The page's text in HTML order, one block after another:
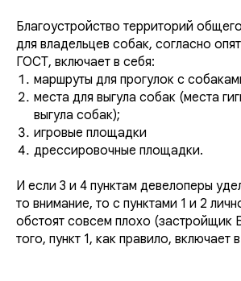
Благоустройство территорий
для владельцев собак, согласно
ГОСТ, включает в себя:
маршруты для прогулок с
места для выгула собак (места
выгула собак);
игровые площадки
дрессировочные площадки.
И если 3 и 4 пунктам девелоперы
то внимание, то с пунктами 1 и 2
обстоят совсем плохо (застройщик
того, пункт 1, как правило, включает